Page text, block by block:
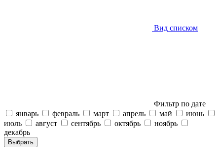
Фильтр по дате
январь
февраль март апрель май
июнь
июль
август сентябрь октябрь
ноябрь
декабрь
Выбрать